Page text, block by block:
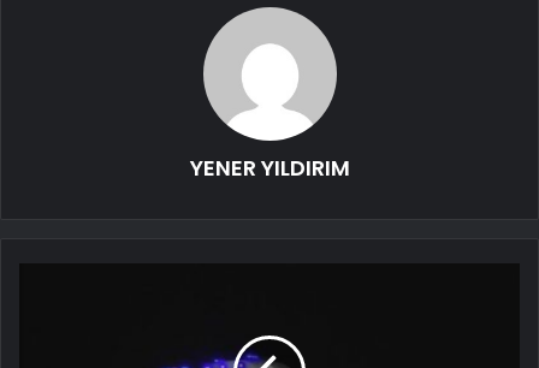
YENER YILDIRIM